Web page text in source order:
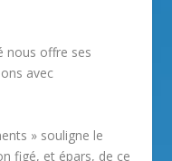
nous offre ses
avec
» souligne le
figé, et épars, de ce